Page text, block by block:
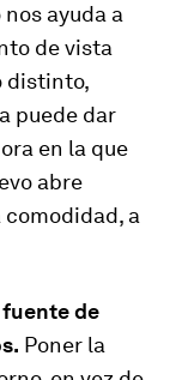
ayuda a
de vista
distinto,
puede dar
en la que
abre
a
de
Poner la